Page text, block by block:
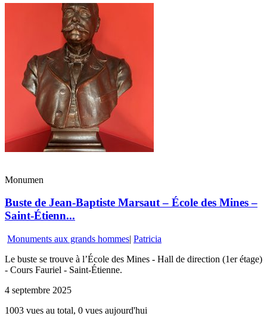
Monumen
Buste de Jean-Baptiste Marsaut – École des Mines –
Saint-Étienn...
Monuments aux grands hommes| Patricia
Le buste se trouve à l’École des Mines - Hall de direction (1er étage)
- Cours Fauriel - Saint-Étienne.
4 septembre 2025
1003 vues au total, 0 vues aujourd'hui